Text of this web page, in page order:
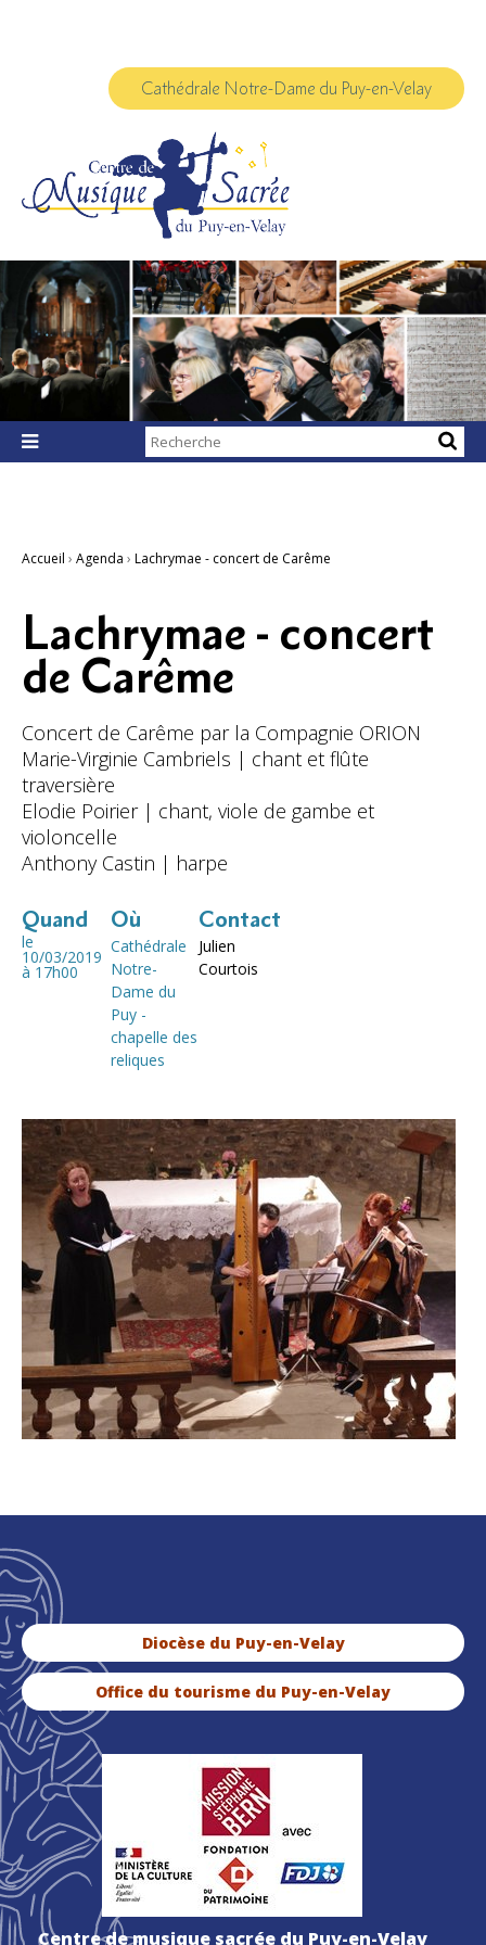
Cathédrale Notre-Dame du Puy-en-Velay

Chercher par
Recherche
Accueil › Agenda › Lachrymae - concert de Carême
Lachrymae - concert
de Carême
Concert de Carême par la Compagnie ORION
Marie-Virginie Cambriels | chant et flûte
traversière
Elodie Poirier | chant, viole de gambe et
violoncelle
Anthony Castin | harpe
Quand
le
10/03/2019
à 17h00
Où
Cathédrale
Notre-
Dame du
Puy -
chapelle des
reliques
Contact
Julien
Courtois
Diocèse du Puy-en-Velay
Office du tourisme du Puy-en-Velay
Centre de musique sacrée du Puy-en-Velay